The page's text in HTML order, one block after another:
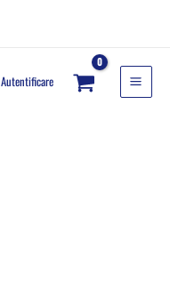
Autentificare